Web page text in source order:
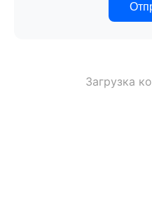
Загрузка